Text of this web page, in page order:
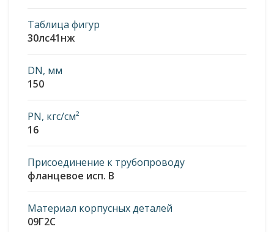
Таблица фигур
30лс41нж
DN, мм
150
PN, кгс/см²
16
Присоединение к трубопроводу
фланцевое исп. В
Материал корпусных деталей
09Г2С